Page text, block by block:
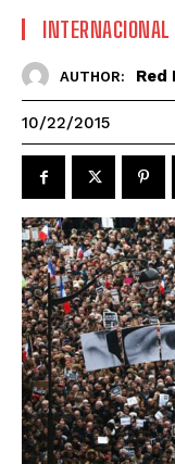
INTERNACIONAL
AUTHOR: Red
10/22/2015